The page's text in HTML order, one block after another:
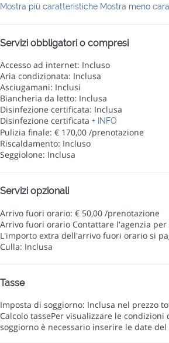
Mostra più caratteristiche Mostra meno
Servizi obbligatori o compresi
Accesso ad internet: Incluso
Aria condizionata: Inclusa
Asciugamani: Inclusi
Biancheria da letto: Inclusa
Disinfezione certificata: Inclusa
Disinfezione certificata + INFO
Pulizia finale: € 170,00 /prenotazione
Riscaldamento: Incluso
Seggiolone: Inclusa
Servizi opzionali
Arrivo fuori orario: € 50,00 /prenotazione
Arrivo fuori orario Contattare l'agenzia
L'importo extra dell'arrivo fuori orario si
Culla: Inclusa
Tasse
Imposta di soggiorno: Inclusa nel prezzo
Calcolo tassePer visualizzare le condizioni
soggiorno è necessario inserire le date del